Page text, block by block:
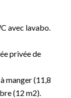
avec lavabo.
privée de
manger (11,8
(12 m2).